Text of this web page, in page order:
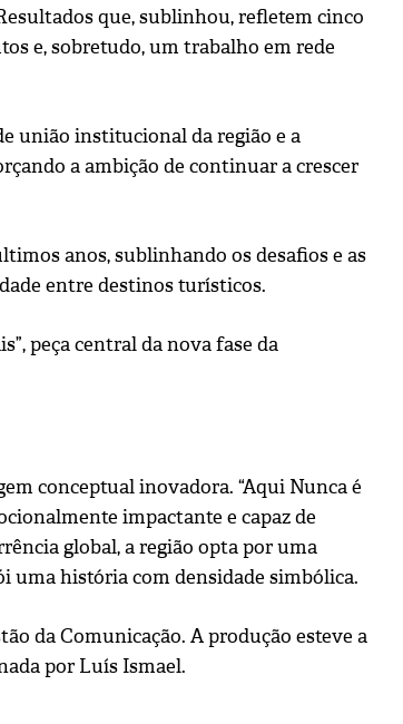
que, sublinhou, refletem cinco
e, sobretudo, um trabalho em rede
união institucional da região e a
a ambição de continuar a crescer
anos, sublinhando os desafios e as
entre destinos turísticos.
peça central da nova fase da
conceptual inovadora. “Aqui Nunca é
impactante e capaz de
global, a região opta por uma
uma história com densidade simbólica.
da Comunicação. A produção esteve a
por Luís Ismael.